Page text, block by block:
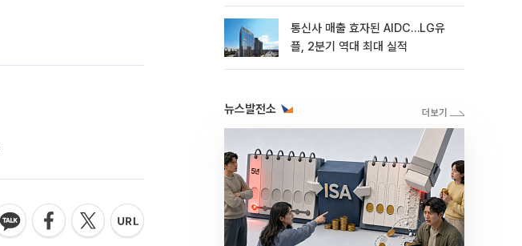
통신사 매출 효자된 AIDC…LG유
플, 2분기 역대 최대 실적
뉴스발전소